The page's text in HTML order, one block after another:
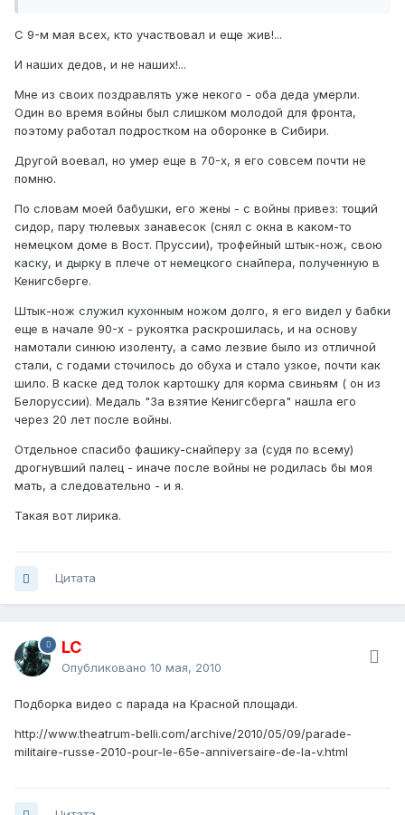
С 9-м мая всех, кто участвовал и еще жив!...
И наших дедов, и не наших!...
Мне из своих поздравлять уже некого - оба деда умерли.
Один во время войны был слишком молодой для фронта,
поэтому работал подростком на оборонке в Сибири.
Другой воевал, но умер еще в 70-х, я его совсем почти не
помню.
По словам моей бабушки, его жены - с войны привез: тощий
сидор, пару тюлевых занавесок (снял с окна в каком-то
немецком доме в Вост. Пруссии), трофейный штык-нож, свою
каску, и дырку в плече от немецкого снайпера, полученную в
Кенигсберге.
Штык-нож служил кухонным ножом долго, я его видел у бабки
еще в начале 90-х - рукоятка раскрошилась, и на основу
намотали синюю изоленту, а само лезвие было из отличной
стали, с годами сточилось до обуха и стало узкое, почти как
шило. В каске дед толок картошку для корма свиньям ( он из
Белоруссии). Медаль "За взятие Кенигсберга" нашла его
через 20 лет после войны.
Отдельное спасибо фашику-снайперу за (судя по всему)
дрогнувший палец - иначе после войны не родилась бы моя
мать, а следовательно - и я.
Такая вот лирика.
Цитата
LC
Опубликовано 10 мая, 2010
Подборка видео с парада на Красной площади.
http://www.theatrum-belli.com/archive/2010/05/09/parade-
militaire-russe-2010-pour-le-65e-anniversaire-de-la-v.html